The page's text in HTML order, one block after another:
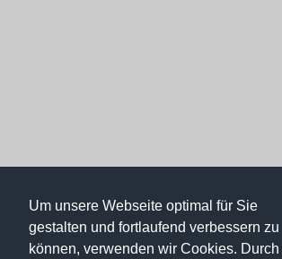
Um unsere Webseite optimal für Sie
gestalten und fortlaufend verbessern zu
können, verwenden wir Cookies.